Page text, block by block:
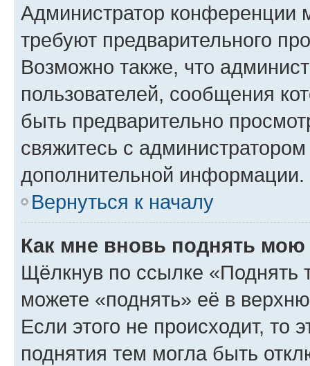
Администратор конференции
требуют предварительного
Возможно также, что
пользователей, сообщения
быть предварительно
свяжитесь с
дополнительной информации.
Вернуться к началу
Как мне вновь поднять мою
Щёлкнув по ссылке «Поднять
можете «поднять» её в
Если этого не происходит, то
поднятия тем могла быть